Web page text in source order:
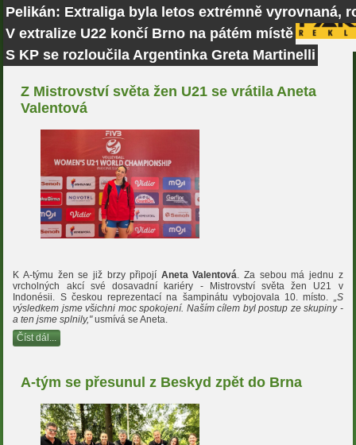
Pelikán: Extraliga byla letos extrémně vyrovnaná,
V extralize U22 končí Brno na pátém místě
S KP se rozloučila Argentinka Greta Martinelli
Z Mistrovství světa žen U21 se vrátila Aneta
Valentová
K A-týmu žen se již brzy připojí Aneta Valentová. Za sebou má jednu z
vrcholných akcí své dosavadní kariéry - Mistrovství světa žen U21 v
Indonésii. S českou reprezentací na šampinátu vybojovala 10. místo. „S
výsledkem jsme všichni moc spokojení. Naším cílem byl postup ze skupiny -
a ten jsme splnily,"usmívá se Aneta.
Číst dál...
A-tým se přesunul z Beskyd zpět do Brna